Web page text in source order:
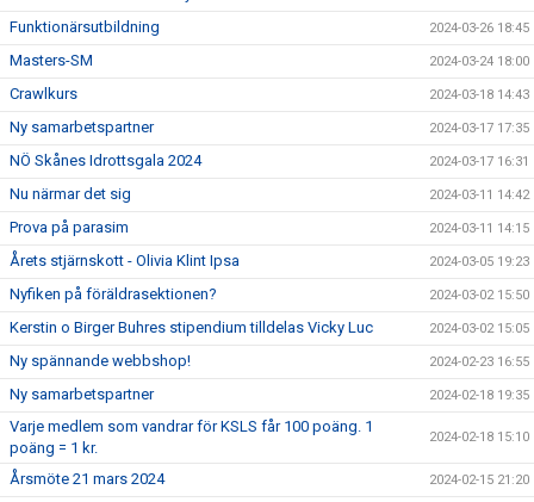
Funktionärsutbildning 2024-03-26 18:45
Masters-SM 2024-03-24 18:00
Crawlkurs 2024-03-18 14:43
Ny samarbetspartner 2024-03-17 17:35
NÖ Skånes Idrottsgala 2024 2024-03-17 16:31
Nu närmar det sig 2024-03-11 14:42
Prova på parasim 2024-03-11 14:15
Årets stjärnskott - Olivia Klint Ipsa 2024-03-05 19:23
Nyfiken på föräldrasektionen? 2024-03-02 15:50
Kerstin o Birger Buhres stipendium tilldelas Vicky Luc 2024-03-02 15:05
Ny spännande webbshop! 2024-02-23 16:55
Ny samarbetspartner 2024-02-18 19:35
Varje medlem som vandrar för KSLS får 100 poäng. 1
poäng = 1 kr.
2024-02-18 15:10
Årsmöte 21 mars 2024 2024-02-15 21:20